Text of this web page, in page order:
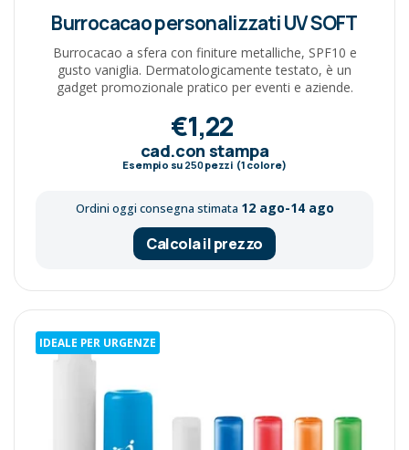
Burrocacao personalizzati UV SOFT
Burrocacao a sfera con finiture metalliche, SPF10 e
gusto vaniglia. Dermatologicamente testato, è un
gadget promozionale pratico per eventi e aziende.
€1,22
cad.con stampa
Esempio su 250pezzi (1 colore)
Ordini oggi consegna stimata 12 ago-14 ago
Calcola il prezzo
IDEALE PER URGENZE